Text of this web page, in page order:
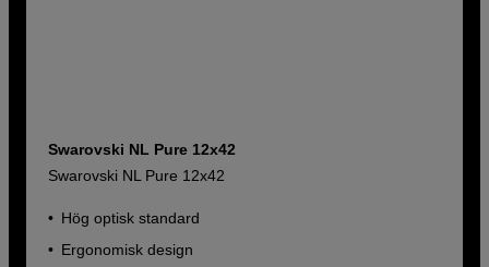
Swarovski NL Pure 12x42
Swarovski NL Pure 12x42
Hög optisk standard
Ergonomisk design